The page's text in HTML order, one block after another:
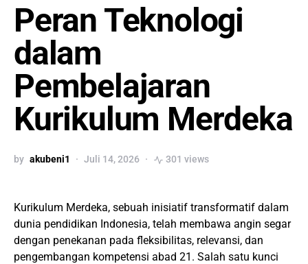
Peran Teknologi
dalam
Pembelajaran
Kurikulum Merdeka
by akubeni1 Juli 14, 2026 301 views
Kurikulum Merdeka, sebuah inisiatif transformatif dalam
dunia pendidikan Indonesia, telah membawa angin segar
dengan penekanan pada fleksibilitas, relevansi, dan
pengembangan kompetensi abad 21. Salah satu kunci